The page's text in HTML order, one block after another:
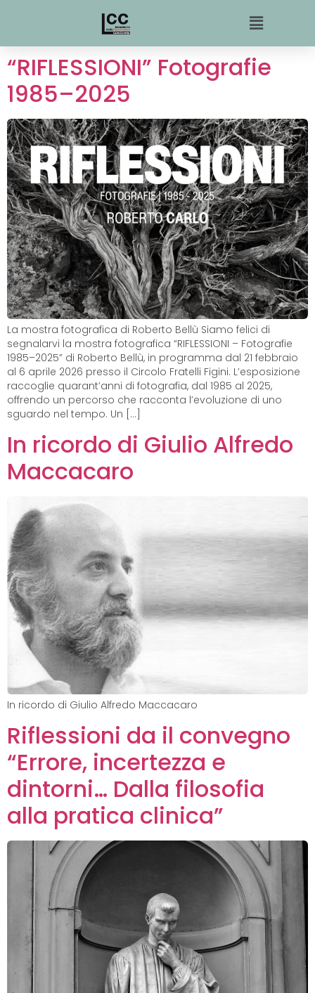
“RIFLESSIONI” Fotografie
1985–2025
La mostra fotografica di Roberto Bellù Siamo felici di
segnalarvi la mostra fotografica “RIFLESSIONI – Fotografie
1985–2025” di Roberto Bellù, in programma dal 21 febbraio
al 6 aprile 2026 presso il Circolo Fratelli Figini. L’esposizione
raccoglie quarant’anni di fotografia, dal 1985 al 2025,
offrendo un percorso che racconta l’evoluzione di uno
sguardo nel tempo. Un […]
In ricordo di Giulio Alfredo
Maccacaro
In ricordo di Giulio Alfredo Maccacaro
Riflessioni da il convegno
“Errore, incertezza e
dintorni… Dalla filosofia
alla pratica clinica”